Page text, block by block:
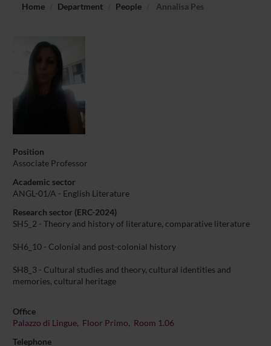
Home Department People Annalisa Pes
Position
Associate Professor
Academic sector
ANGL-01/A - English Literature
Research sector (ERC-2024)
SH5_2 - Theory and history of literature, comparative literature
SH6_10 - Colonial and post-colonial history
SH8_3 - Cultural studies and theory, cultural identities and
memories, cultural heritage
Office
Palazzo di Lingue, Floor Primo, Room 1.06
Telephone